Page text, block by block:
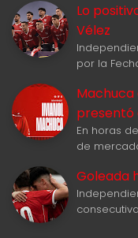
Lo
Vélez
por la
Machuca
presentó
En horas
de
Goleada